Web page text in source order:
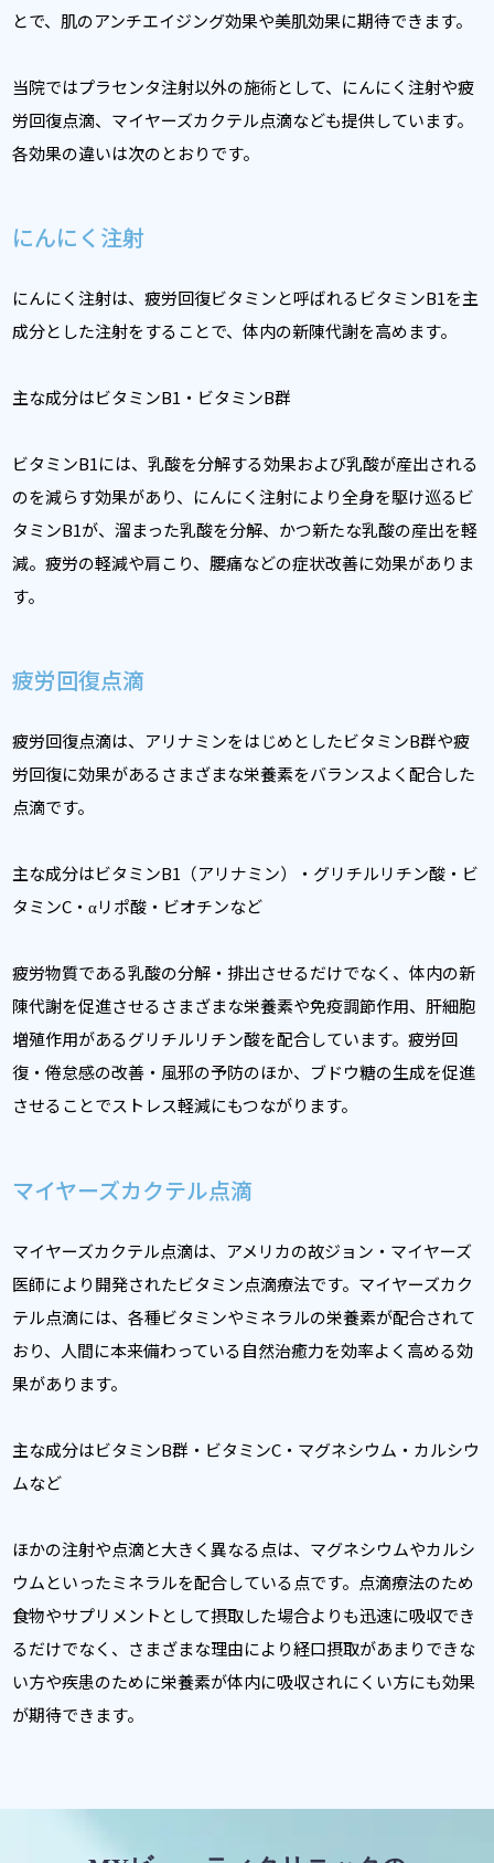
とで、肌のアンチエイジング効果や美肌効果に期待できます。
当院ではプラセンタ注射以外の施術として、にんにく注射や疲
労回復点滴、マイヤーズカクテル点滴なども提供しています。
各効果の違いは次のとおりです。
にんにく注射
にんにく注射は、疲労回復ビタミンと呼ばれるビタミンB1を主
成分とした注射をすることで、体内の新陳代謝を高めます。
主な成分はビタミンB1・ビタミンB群
ビタミンB1には、乳酸を分解する効果および乳酸が産出される
のを減らす効果があり、にんにく注射により全身を駆け巡るビ
タミンB1が、溜まった乳酸を分解、かつ新たな乳酸の産出を軽
減。疲労の軽減や肩こり、腰痛などの症状改善に効果がありま
す。
疲労回復点滴
疲労回復点滴は、アリナミンをはじめとしたビタミンB群や疲
労回復に効果があるさまざまな栄養素をバランスよく配合した
点滴です。
主な成分はビタミンB1（アリナミン）・グリチルリチン酸・ビ
タミンC・αリポ酸・ビオチンなど
疲労物質である乳酸の分解・排出させるだけでなく、体内の新
陳代謝を促進させるさまざまな栄養素や免疫調節作用、肝細胞
増殖作用があるグリチルリチン酸を配合しています。疲労回
復・倦怠感の改善・風邪の予防のほか、ブドウ糖の生成を促進
させることでストレス軽減にもつながります。
マイヤーズカクテル点滴
マイヤーズカクテル点滴は、アメリカの故ジョン・マイヤーズ
医師により開発されたビタミン点滴療法です。マイヤーズカク
テル点滴には、各種ビタミンやミネラルの栄養素が配合されて
おり、人間に本来備わっている自然治癒力を効率よく高める効
果があります。
主な成分はビタミンB群・ビタミンC・マグネシウム・カルシウ
ムなど
ほかの注射や点滴と大きく異なる点は、マグネシウムやカルシ
ウムといったミネラルを配合している点です。点滴療法のため
食物やサプリメントとして摂取した場合よりも迅速に吸収でき
るだけでなく、さまざまな理由により経口摂取があまりできな
い方や疾患のために栄養素が体内に吸収されにくい方にも効果
が期待できます。